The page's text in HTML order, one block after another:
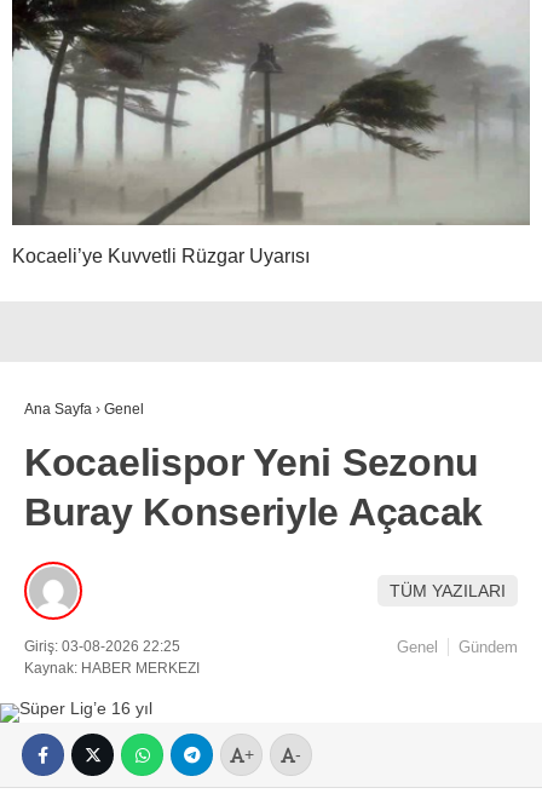
Kocaeli’ye Kuvvetli Rüzgar Uyarısı
Ana Sayfa › Genel
Kocaelispor Yeni Sezonu
Buray Konseriyle Açacak
TÜM YAZILARI
Giriş: 03-08-2026 22:25
Kaynak: HABER MERKEZI
Genel Gündem
+ -